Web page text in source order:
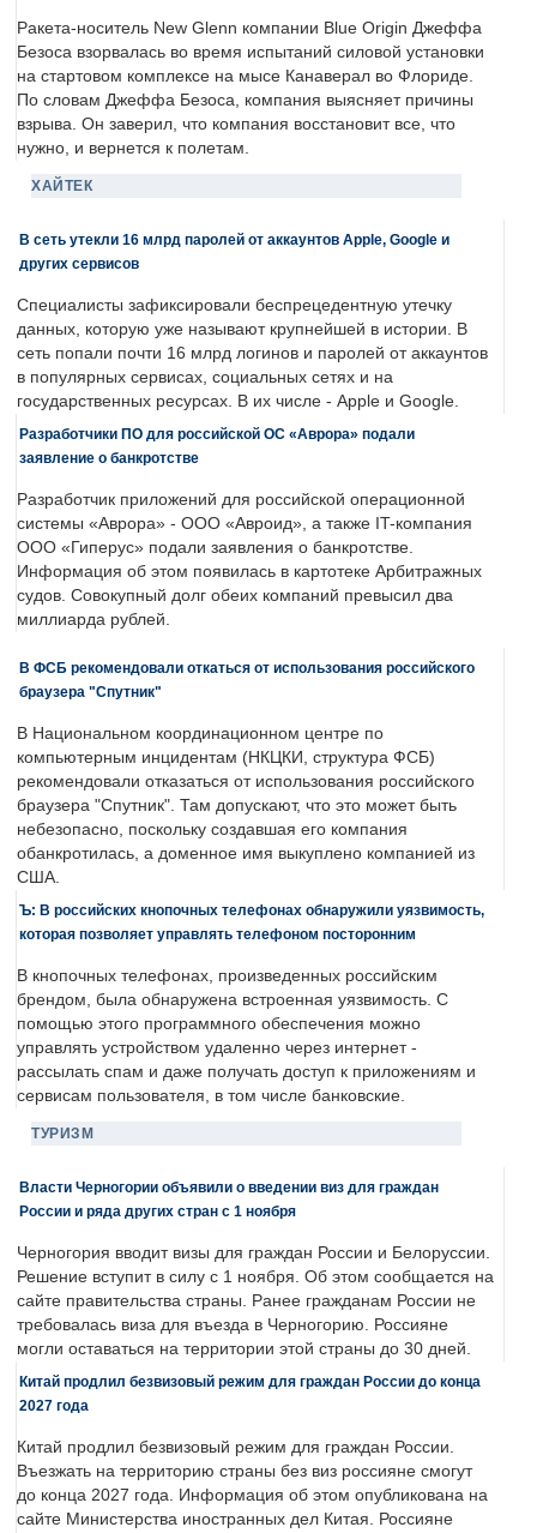
Ракета-носитель New Glenn компании Blue Origin Джеффа
Безоса взорвалась во время испытаний силовой установки
на стартовом комплексе на мысе Канаверал во Флориде.
По словам Джеффа Безоса, компания выясняет причины
взрыва. Он заверил, что компания восстановит все, что
нужно, и вернется к полетам.
ХАЙТЕК
В сеть утекли 16 млрд паролей от аккаунтов Apple, Google и
других сервисов
Специалисты зафиксировали беспрецедентную утечку
данных, которую уже называют крупнейшей в истории. В
сеть попали почти 16 млрд логинов и паролей от аккаунтов
в популярных сервисах, социальных сетях и на
государственных ресурсах. В их числе - Apple и Google.
Разработчики ПО для российской ОС «Аврора» подали
заявление о банкротстве
Разработчик приложений для российской операционной
системы «Аврора» - ООО «Авроид», а также IT-компания
ООО «Гиперус» подали заявления о банкротстве.
Информация об этом появилась в картотеке Арбитражных
судов. Совокупный долг обеих компаний превысил два
миллиарда рублей.
В ФСБ рекомендовали откаться от использования российского
браузера "Спутник"
В Национальном координационном центре по
компьютерным инцидентам (НКЦКИ, структура ФСБ)
рекомендовали отказаться от использования российского
браузера "Спутник". Там допускают, что это может быть
небезопасно, поскольку создавшая его компания
обанкротилась, а доменное имя выкуплено компанией из
США.
Ъ: В российских кнопочных телефонах обнаружили уязвимость,
которая позволяет управлять телефоном посторонним
В кнопочных телефонах, произведенных российским
брендом, была обнаружена встроенная уязвимость. С
помощью этого программного обеспечения можно
управлять устройством удаленно через интернет -
рассылать спам и даже получать доступ к приложениям и
сервисам пользователя, в том числе банковские.
ТУРИЗМ
Власти Черногории объявили о введении виз для граждан
России и ряда других стран с 1 ноября
Черногория вводит визы для граждан России и Белоруссии.
Решение вступит в силу с 1 ноября. Об этом сообщается на
сайте правительства страны. Ранее гражданам России не
требовалась виза для въезда в Черногорию. Россияне
могли оставаться на территории этой страны до 30 дней.
Китай продлил безвизовый режим для граждан России до конца
2027 года
Китай продлил безвизовый режим для граждан России.
Въезжать на территорию страны без виз россияне смогут
до конца 2027 года. Информация об этом опубликована на
сайте Министерства иностранных дел Китая. Россияне